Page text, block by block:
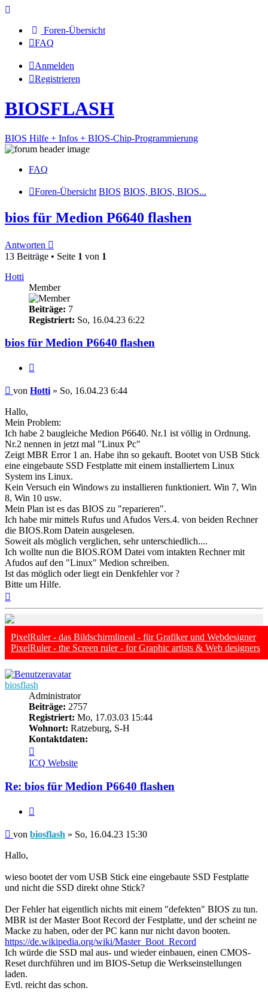
Foren-Übersicht
FAQ
Anmelden
Registrieren
BIOSFLASH
BIOS Hilfe + Infos + BIOS-Chip-Programmierung
FAQ
Foren-Übersicht BIOS BIOS, BIOS, BIOS...
bios für Medion P6640 flashen
Antworten
13 Beiträge • Seite 1 von 1
Hotti
Member
Beiträge: 7
Registriert: So, 16.04.23 6:22
bios für Medion P6640 flashen
Beitrag
von Hotti » So, 16.04.23 6:44
Hallo,
Mein Problem:
Ich habe 2 baugleiche Medion P6640. Nr.1 ist völlig in Ordnung.
Nr.2 nennen in jetzt mal "Linux Pc"
Zeigt MBR Error 1 an. Habe ihn so gekauft. Bootet von USB Stick
eine eingebaute SSD Festplatte mit einem installiertem Linux
System ins Linux.
Kein Versuch ein Windows zu installieren funktioniert. Win 7, Win
8, Win 10 usw.
Mein Plan ist es das BIOS zu "reparieren".
Ich habe mir mittels Rufus und Afudos Vers.4. von beiden Rechner
die BIOS.Rom Datein ausgelesen.
Soweit als möglich verglichen, sehr unterschiedlich....
Ich wollte nun die BIOS.ROM Datei vom intakten Rechner mit
Afudos auf den "Linux" Medion schreiben.
Ist das möglich oder liegt ein Denkfehler vor ?
Bitte um Hilfe.
PixelRuler - das Bildschirmlineal - für Grafiker und Webdesigner
PixelRuler - the Screen ruler - for Graphic artists & Web designers
biosflash
Administrator
Beiträge: 2757
Registriert: Mo, 17.03.03 15:44
Wohnort: Ratzeburg, S-H
Kontaktdaten:
von
biosflash
ICQ Website
Re: bios für Medion P6640 flashen
Beitrag
von biosflash » So, 16.04.23 15:30
Hallo,
wieso bootet der vom USB Stick eine eingebaute SSD Festplatte
und nicht die SSD direkt ohne Stick?
Der Fehler hat eigentlich nichts mit einem "defekten" BIOS zu tun.
MBR ist der Master Boot Record der Festplatte, und der scheint ne
Macke zu haben, oder der PC kann nur nicht davon booten.
https://de.wikipedia.org/wiki/Master_Boot_Record
Ich würde die SSD mal aus- und wieder einbauen, einen CMOS-
Reset durchführen und im BIOS-Setup die Werkseinstellungen
laden.
Evtl. reicht das schon.